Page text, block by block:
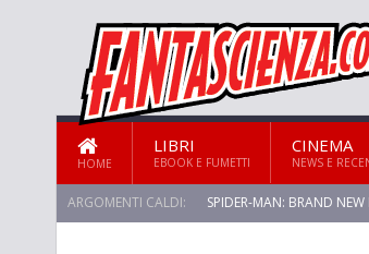
HOME
LIBRI
EBOOK E FUMETTI
CINEMA
NEWS E
ARGOMENTI CALDI: SPIDER-MAN: BRAND NEW